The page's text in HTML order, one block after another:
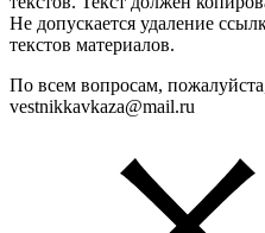
Не допускается удаление
текстов материалов.
По всем вопросам,
vestnikkavkaza@mail.ru